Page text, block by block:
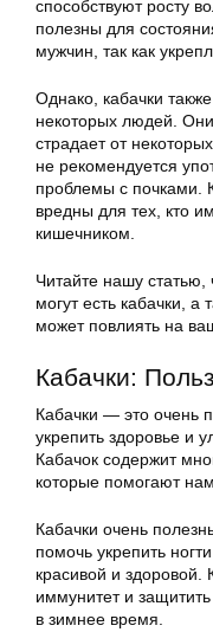
способствуют росту
полезны для
мужчин, так как
Однако, кабачки
некоторых людей.
страдает от
не рекомендуется
проблемы с почками.
вредны для тех, кто
кишечником.
Читайте нашу статью,
могут есть кабачки, а
может повлиять на
Кабачки:
Кабачки — это очень
укрепить здоровье и
Кабачок содержит
которые помогают
Кабачки очень
помочь укрепить
красивой и здоровой.
иммунитет и
в зимнее время.